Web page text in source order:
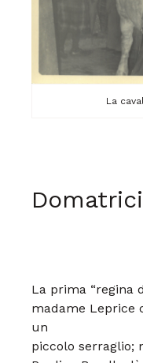
La
Domatrici
La prima “regina
madame Leprice
un
piccolo serraglio;